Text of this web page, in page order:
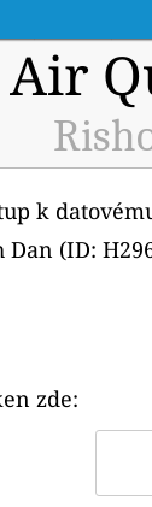
Air
k
Dan (ID:
zde: